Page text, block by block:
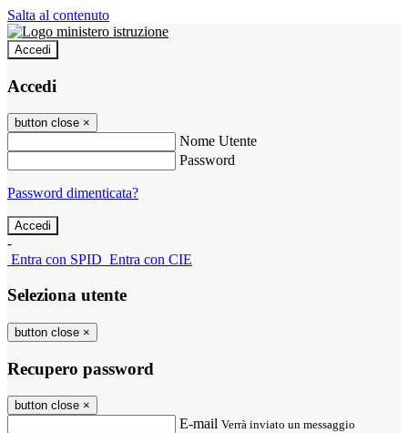
Salta al contenuto
Accedi
Accedi
button close ×
Nome Utente
Password
Password dimenticata?
-
Entra con SPID Entra con CIE
Seleziona utente
button close ×
Recupero password
button close ×
E-mail Verrà inviato un messaggio